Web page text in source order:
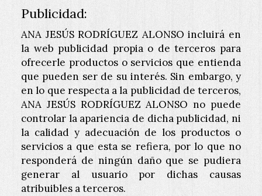
Publicidad:
ANA JESÚS RODRÍGUEZ ALONSO incluirá en
la web publicidad propia o de terceros para
ofrecerle productos o servicios que entienda
que pueden ser de su interés. Sin embargo, y
en lo que respecta a la publicidad de terceros,
ANA JESÚS RODRÍGUEZ ALONSO no puede
controlar la apariencia de dicha publicidad, ni
la calidad y adecuación de los productos o
servicios a que esta se refiera, por lo que no
responderá de ningún daño que se pudiera
generar al usuario por dichas causas
atribuibles a terceros.